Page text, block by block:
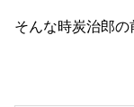
そんな時炭治郎